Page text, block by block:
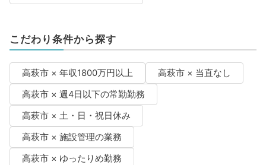
こだわり条件から探す
高萩市 × 年収1800万円以上
高萩市 × 当直なし
高萩市 × 週4日以下の常勤勤務
高萩市 × 土・日・祝日休み
高萩市 × 施設管理の業務
高萩市 × ゆったりめ勤務